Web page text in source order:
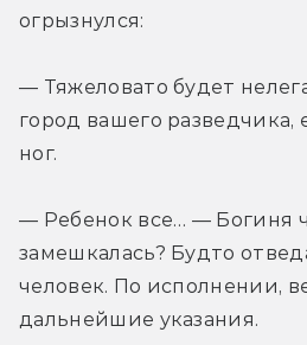
огрызнулся:
— Тяжеловато будет
город вашего разведчика,
ног.
— Ребенок все… — Богиня
замешкалась? Будто
человек. По исполнении,
дальнейшие указания.